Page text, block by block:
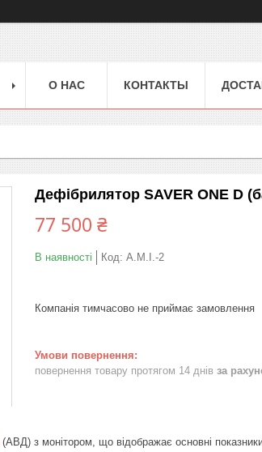
О НАС КОНТАКТЫ
Дефібрилятор SAVER ONE D
77 500 ₴
В наявності Код: A.M.I.-2
Компанія тимчасово не приймає замовлення
повернення товару протягом 14 днів за
(АВД) з монітором, що відображає основні